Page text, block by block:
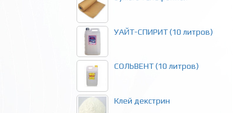
УАЙТ-СПИРИТ (10 литров)
СОЛЬВЕНТ (10 литров)
Клей декстрин